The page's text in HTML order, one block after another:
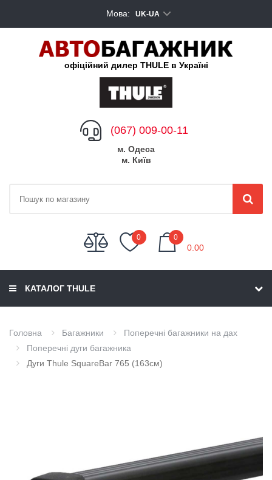
Мова: UK-UA
офіційний дилер THULE в Україні
(067) 009-00-11
м. Одеса
м. Київ
0 0
0.00
КАТАЛОГ THULE
Головна Багажники
Поперечні багажники на дах
Поперечні дуги багажника
Дуги Thule SquareBar 765 (163см)